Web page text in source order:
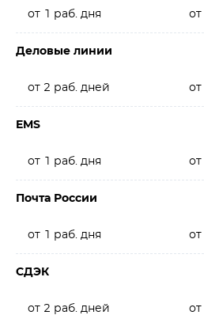
от 1 раб. дня от
Деловые линии
от 2 раб. дней от
EMS
от 1 раб. дня от
Почта России
от 1 раб. дня от
СДЭК
от 2 раб. дней от